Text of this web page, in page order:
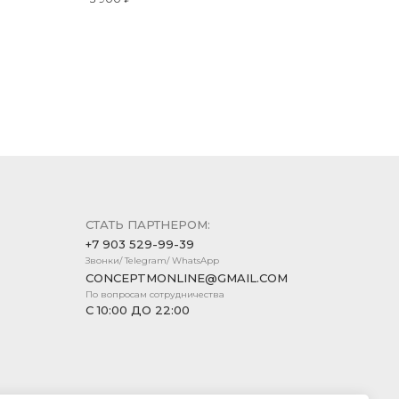
СТАТЬ ПАРТНЕРОМ:
+7 903 529-99-39
Звонки/ Telegram/ WhatsApp
CONCEPTMONLINE@GMAIL.COM
По вопросам сотрудничества
С 10:00 ДО 22:00